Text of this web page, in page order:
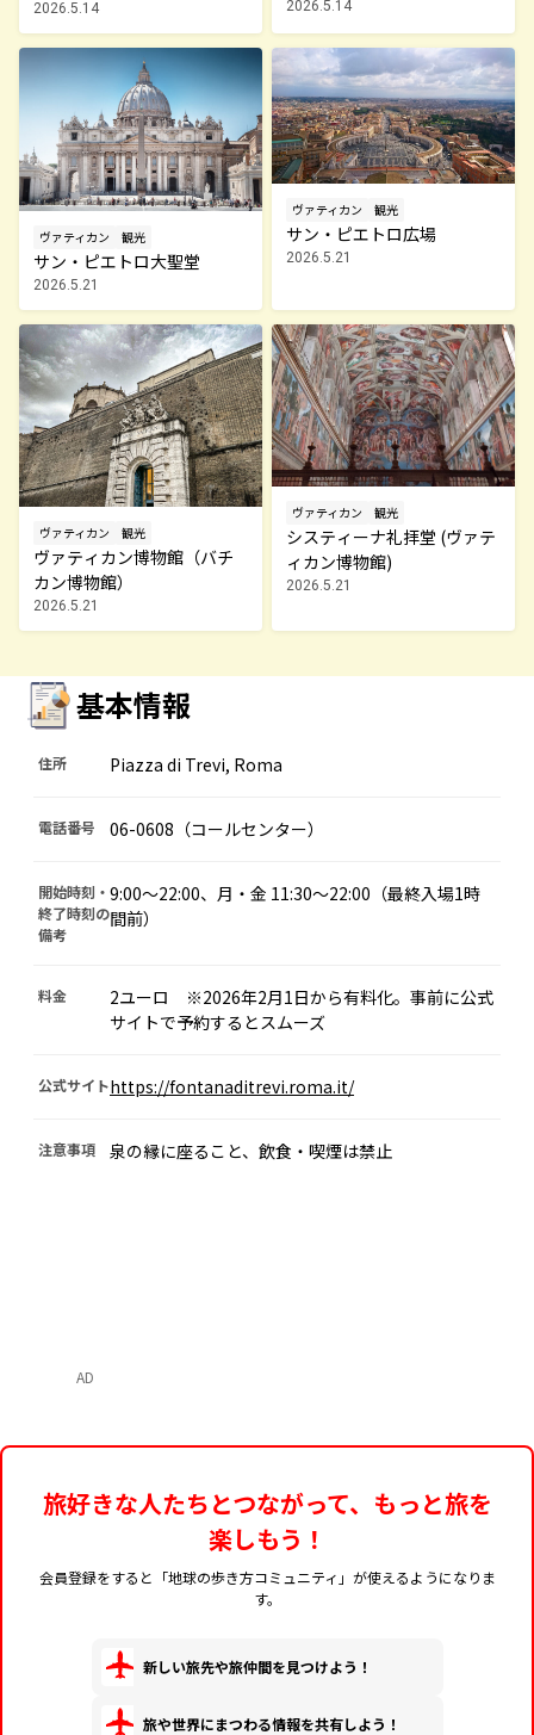
2026.5.14 2026.5.14
ヴァティカン 観光
サン・ピエトロ大聖堂
2026.5.21
ヴァティカン 観光
サン・ピエトロ広場
2026.5.21
ヴァティカン 観光
ヴァティカン博物館（バチ
カン博物館）
2026.5.21
ヴァティカン 観光
システィーナ礼拝堂 (ヴァテ
ィカン博物館)
2026.5.21
基本情報
住所 Piazza di Trevi, Roma
電話番号 06-0608（コールセンター）
開始時刻・
終了時刻の
備考
9:00～22:00、月・金 11:30～22:00（最終入場1時
間前）
料金
2ユーロ ※2026年2月1日から有料化。事前に公式
サイトで予約するとスムーズ
公式サイトhttps://fontanaditrevi.roma.it/
注意事項 泉の縁に座ること、飲食・喫煙は禁止
AD
旅好きな人たちとつながって、もっと旅を
楽しもう！
会員登録をすると「地球の歩き方コミュニティ」が使えるようになりま
す。
新しい旅先や旅仲間を見つけよう！
旅や世界にまつわる情報を共有しよう！